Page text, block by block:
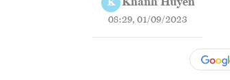
K Khánh Huyền
08:29, 01/09/2023